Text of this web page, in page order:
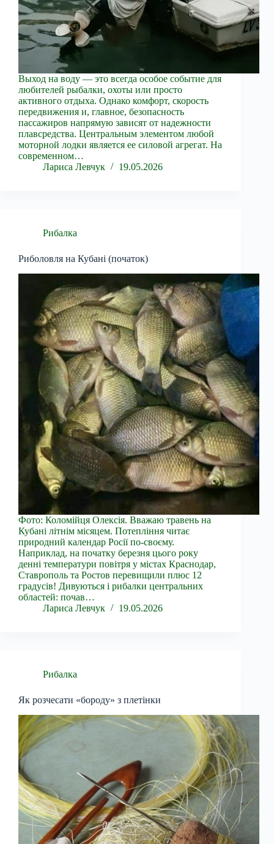
Выход на воду — это всегда особое событие для
любителей рыбалки, охоты или просто
активного отдыха. Однако комфорт, скорость
передвижения и, главное, безопасность
пассажиров напрямую зависят от надежности
плавсредства. Центральным элементом любой
моторной лодки является ее силовой агрегат. На
современном…
Лариса Левчук
19.05.2026
Рибалка
Риболовля на Кубані (початок)
Фото: Коломійця Олексія. Вважаю травень на
Кубані літнім місяцем. Потепління читає
природний календар Росії по-своєму.
Наприклад, на початку березня цього року
денні температури повітря у містах Краснодар,
Ставрополь та Ростов перевищили плюс 12
градусів! Дивуються і рибалки центральних
областей: почав…
Лариса Левчук
19.05.2026
Рибалка
Як розчесати «бороду» з плетінки